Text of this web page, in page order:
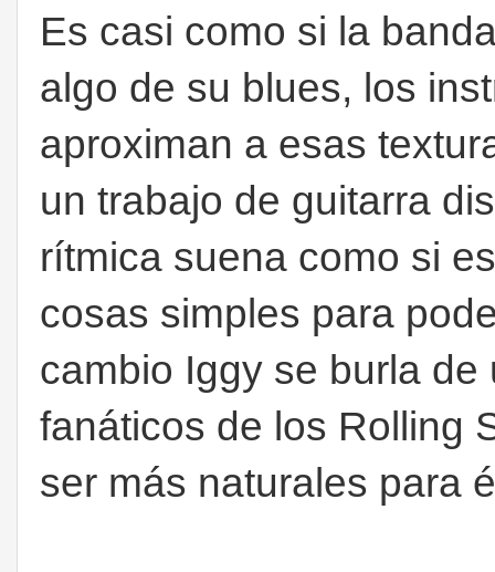
Es casi como si la
algo de su blues, los
aproximan a esas
un trabajo de guitarra
rítmica suena como si
cosas simples para
cambio Iggy se burla
fanáticos de los Rolling
ser más naturales para